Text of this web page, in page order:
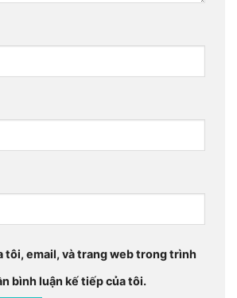
tôi, email, và trang web trong trình
bình luận kế tiếp của tôi.